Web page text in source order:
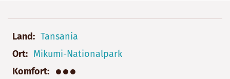
Land
Tansania
Ort
Mikumi-Nationalpark
Komfort
●●●